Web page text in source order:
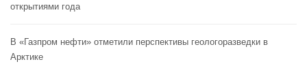
открытиями года
В «Газпром нефти» отметили перспективы геологоразведки в
Арктике